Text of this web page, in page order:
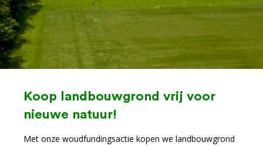
Koop landbouwgrond vrij voor
nieuwe natuur!
Met onze woudfundingsactie kopen we landbouwgrond